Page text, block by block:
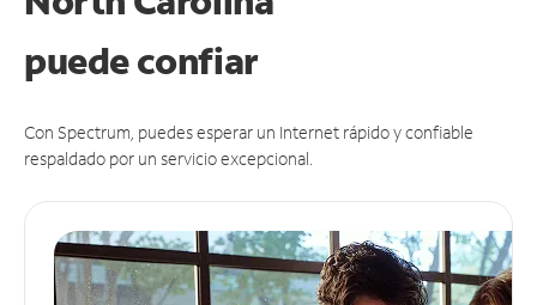
puedeconfiar
Con Spectrum, puedes esperar un Internet rápido y confiable
respaldado por un servicio excepcional.